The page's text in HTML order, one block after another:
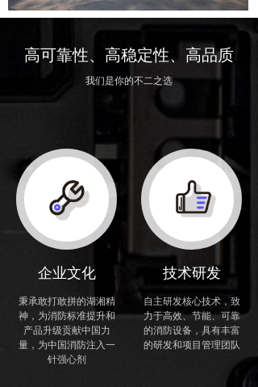
企业文化
秉承敢打敢拼的湖湘精
神，为消防标准提升和
产品升级贡献中国力
量，为中国消防注入一
针强心剂
技术研发
自主研发核心技术，致
力于高效、节能、可靠
的消防设备，具有丰富
的研发和项目管理团队
高可靠性、高稳定性、高品质
我们是你的不二之选
力于将企业打造成一个研发型创新优秀企业，打破
欧美企业垄断，为消防标准提升和产品升级贡献中
国力量。源泉消防将顾客利益置于首位，践行与员
开拓创新的企业精神；以精心制造、持续改进、追
求卓越的质量精神，用精致的工艺精制产品为顾客